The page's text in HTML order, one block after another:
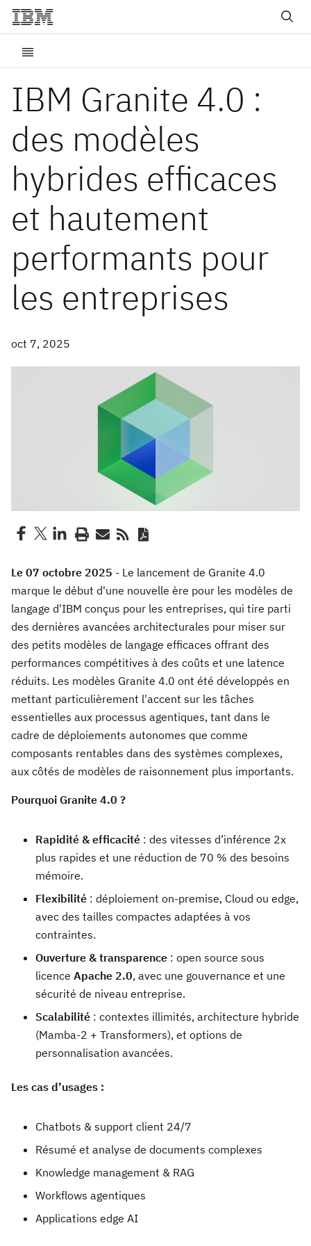
IBM Granite 4.0 :
des modèles
hybrides efficaces
et hautement
performants pour
les entreprises
oct 7, 2025
Le 07 octobre 2025 - Le lancement de Granite 4.0
marque le début d'une nouvelle ère pour les modèles de
langage d'IBM conçus pour les entreprises, qui tire parti
des dernières avancées architecturales pour miser sur
des petits modèles de langage efficaces offrant des
performances compétitives à des coûts et une latence
réduits. Les modèles Granite 4.0 ont été développés en
mettant particulièrement l'accent sur les tâches
essentielles aux processus agentiques, tant dans le
cadre de déploiements autonomes que comme
composants rentables dans des systèmes complexes,
aux côtés de modèles de raisonnement plus importants.
Pourquoi Granite 4.0 ?
Rapidité & efficacité : des vitesses d’inférence 2x
plus rapides et une réduction de 70 % des besoins
mémoire.
Flexibilité : déploiement on-premise, Cloud ou edge,
avec des tailles compactes adaptées à vos
contraintes.
Ouverture & transparence : open source sous
licence Apache 2.0, avec une gouvernance et une
sécurité de niveau entreprise.
Scalabilité : contextes illimités, architecture hybride
(Mamba-2 + Transformers), et options de
personnalisation avancées.
Les cas d’usages :
Chatbots & support client 24/7
Résumé et analyse de documents complexes
Knowledge management & RAG
Workflows agentiques
Applications edge AI